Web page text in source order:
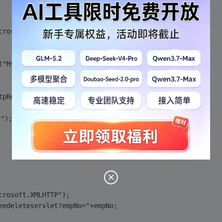
//初始化IE浏览器
//初始化IE浏览器
XMLHttpRequest();               //初始化Mozilla浏览器